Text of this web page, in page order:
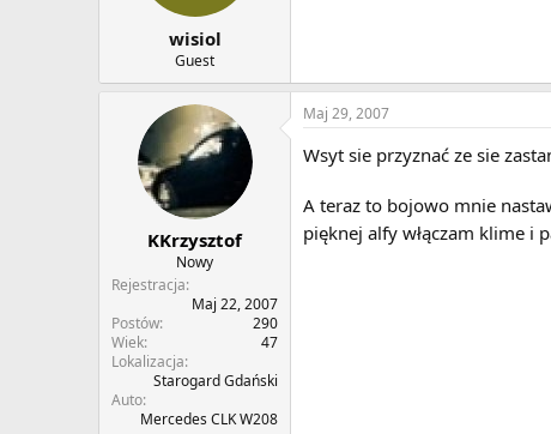
wisiol
Guest
KKrzysztof
Nowy
Rejestracja
Maj 22, 2007
Postów
290
Wiek
47
Lokalizacja
Starogard Gdański
Auto
Mercedes CLK W208
Maj 29, 2007
Wsyt sie przyznać ze sie
A teraz to bojowo mnie
pięknej alfy włączam klime i